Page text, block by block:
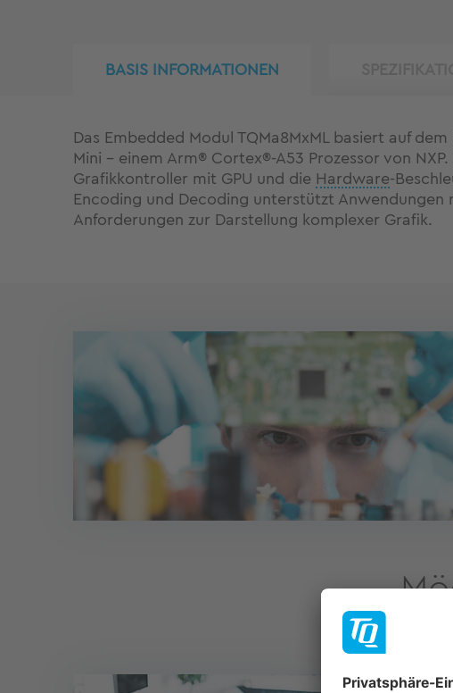
BASIS INFORMATIONEN
Das Embedded Modul TQMa8MxML basiert auf dem
Mini - einem Arm® Cortex®-A53 Prozessor von
Grafikkontroller mit GPU und die Hardware-
Encoding und Decoding unterstützt Anwendungen
Anforderungen zur Darstellung komplexer Grafik.